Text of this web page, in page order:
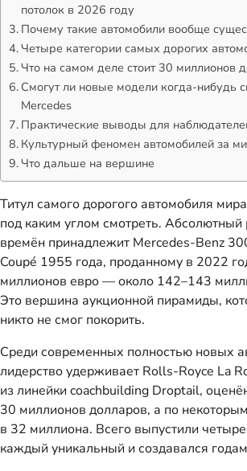
потолок в 2026 году
Почему такие автомобили вообще
Четыре категории самых дорогих
Что на самом деле стоит 30 миллионов
Смогут ли новые модели когда-нибудь
Mercedes
Практические выводы для
Культурный феномен автомобилей за
Что дальше на вершине
Титул самого дорогого автомобиля мира
под каким углом смотреть. Абсолютный
времён принадлежит Mercedes-Benz
Coupé 1955 года, проданному в 2022
миллионов евро — около 142–143
Это вершина аукционной пирамиды,
никто не смог покорить.
Среди современных полностью новых
лидерство удерживает Rolls-Royce La
из линейки coachbuilding Droptail,
30 миллионов долларов, а по
в 32 миллиона. Всего выпустили
каждый уникальный и создавался